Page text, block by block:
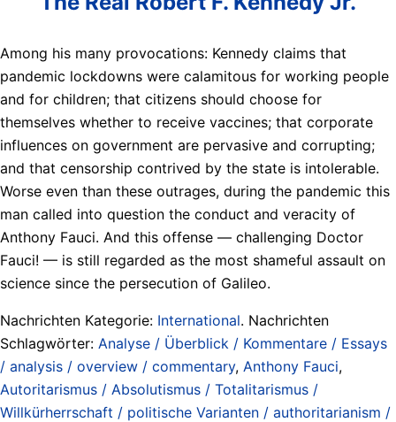
Among his many provocations: Kennedy claims that
pandemic lockdowns were calamitous for working people
and for children; that citizens should choose for
themselves whether to receive vaccines; that corporate
influences on government are pervasive and corrupting;
and that censorship contrived by the state is intolerable.
Worse even than these outrages, during the pandemic this
man called into question the conduct and veracity of
Anthony Fauci. And this offense — challenging Doctor
Fauci! — is still regarded as the most shameful assault on
science since the persecution of Galileo.
Nachrichten Kategorie: International. Nachrichten
Schlagwörter: Analyse / Überblick / Kommentare / Essays
/ analysis / overview / commentary, Anthony Fauci,
Autoritarismus / Absolutismus / Totalitarismus /
Willkürherrschaft / politische Varianten / authoritarianism /